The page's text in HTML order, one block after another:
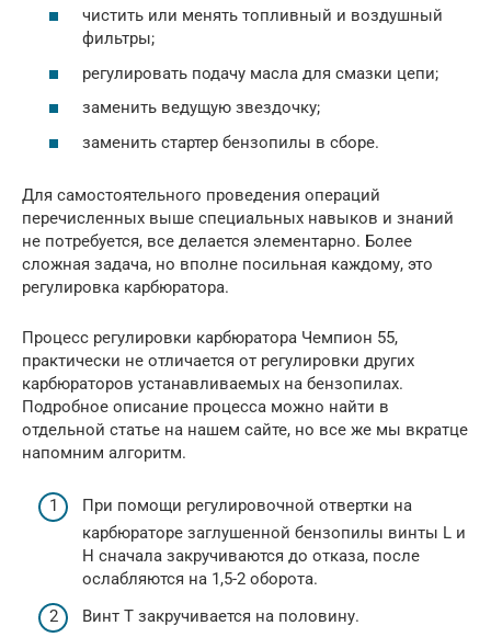
чистить или менять топливный и воздушный
фильтры;
регулировать подачу масла для смазки цепи;
заменить ведущую звездочку;
заменить стартер бензопилы в сборе.
Для самостоятельного проведения операций
перечисленных выше специальных навыков и знаний
не потребуется, все делается элементарно. Более
сложная задача, но вполне посильная каждому, это
регулировка карбюратора.
Процесс регулировки карбюратора Чемпион 55,
практически не отличается от регулировки других
карбюраторов устанавливаемых на бензопилах.
Подробное описание процесса можно найти в
отдельной статье на нашем сайте, но все же мы вкратце
напомним алгоритм.
При помощи регулировочной отвертки на
карбюраторе заглушенной бензопилы винты L и
Н сначала закручиваются до отказа, после
ослабляются на 1,5-2 оборота.
Винт Т закручивается на половину.